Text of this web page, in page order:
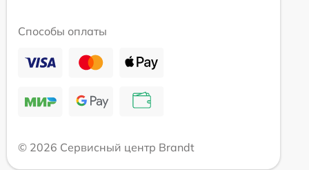
Способы оплаты
© 2026 Сервисный центр Brandt